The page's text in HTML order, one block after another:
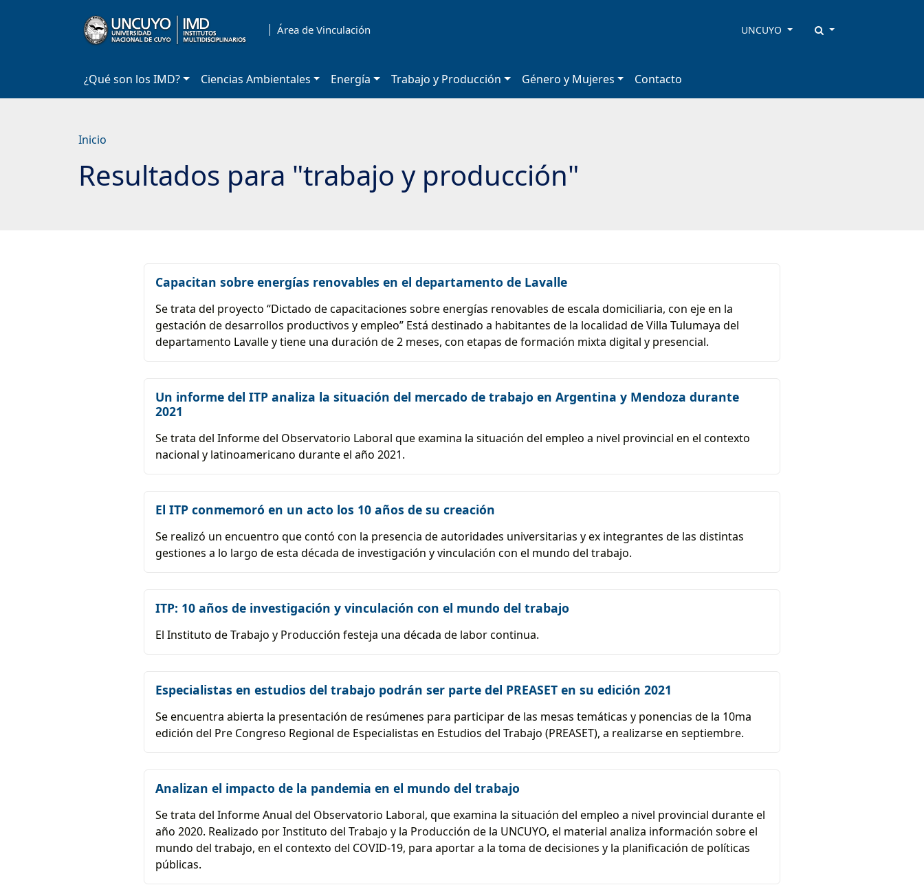
Área de Vinculación UNCUYO
¿Qué son los IMD? Ciencias Ambientales Energía Trabajo y Producción Género y Mujeres Contacto
Inicio
Resultados para "trabajo y producción"
Capacitan sobre energías renovables en el departamento de Lavalle
Se trata del proyecto “Dictado de capacitaciones sobre energías renovables de escala domiciliaria, con eje en la
gestación de desarrollos productivos y empleo” Está destinado a habitantes de la localidad de Villa Tulumaya del
departamento Lavalle y tiene una duración de 2 meses, con etapas de formación mixta digital y presencial.
Un informe del ITP analiza la situación del mercado de trabajo en Argentina y Mendoza durante
2021
Se trata del Informe del Observatorio Laboral que examina la situación del empleo a nivel provincial en el contexto
nacional y latinoamericano durante el año 2021.
El ITP conmemoró en un acto los 10 años de su creación
Se realizó un encuentro que contó con la presencia de autoridades universitarias y ex integrantes de las distintas
gestiones a lo largo de esta década de investigación y vinculación con el mundo del trabajo.
ITP: 10 años de investigación y vinculación con el mundo del trabajo
El Instituto de Trabajo y Producción festeja una década de labor continua.
Especialistas en estudios del trabajo podrán ser parte del PREASET en su edición 2021
Se encuentra abierta la presentación de resúmenes para participar de las mesas temáticas y ponencias de la 10ma
edición del Pre Congreso Regional de Especialistas en Estudios del Trabajo (PREASET), a realizarse en septiembre.
Analizan el impacto de la pandemia en el mundo del trabajo
Se trata del Informe Anual del Observatorio Laboral, que examina la situación del empleo a nivel provincial durante el
año 2020. Realizado por Instituto del Trabajo y la Producción de la UNCUYO, el material analiza información sobre el
mundo del trabajo, en el contexto del COVID-19, para aportar a la toma de decisiones y la planificación de políticas
públicas.